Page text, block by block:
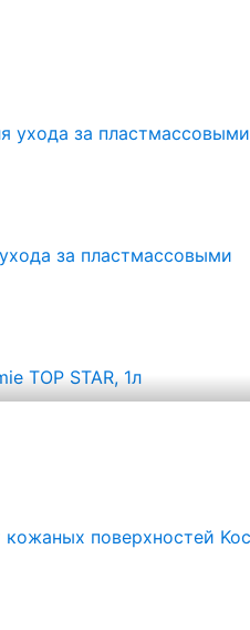
за пластмассовыми